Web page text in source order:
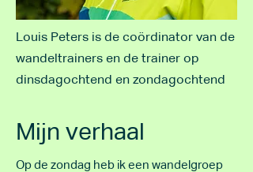
Louis Peters is de coördinator van de
wandeltrainers en de trainer op
dinsdagochtend en zondagochtend
Mijn verhaal
Op de zondag heb ik een wandelgroep